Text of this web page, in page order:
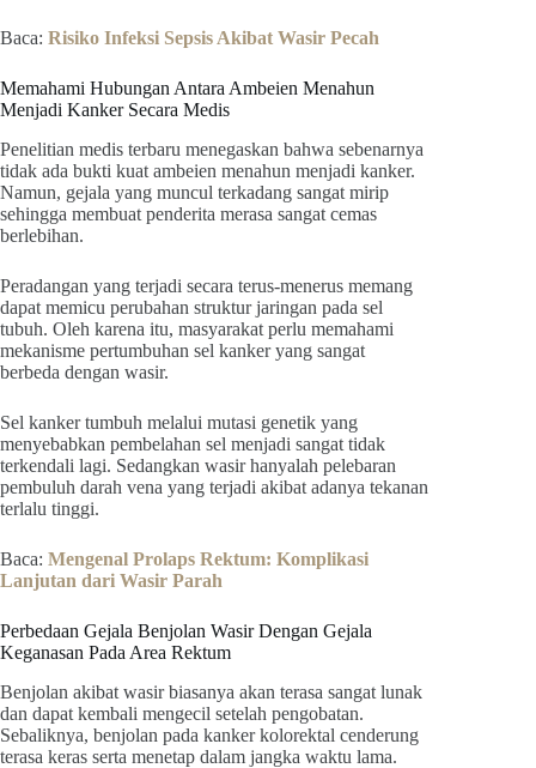
Baca: Risiko Infeksi Sepsis Akibat Wasir Pecah
Memahami Hubungan Antara Ambeien Menahun
Menjadi Kanker Secara Medis
Penelitian medis terbaru menegaskan bahwa sebenarnya
tidak ada bukti kuat ambeien menahun menjadi kanker.
Namun, gejala yang muncul terkadang sangat mirip
sehingga membuat penderita merasa sangat cemas
berlebihan.
Peradangan yang terjadi secara terus-menerus memang
dapat memicu perubahan struktur jaringan pada sel
tubuh. Oleh karena itu, masyarakat perlu memahami
mekanisme pertumbuhan sel kanker yang sangat
berbeda dengan wasir.
Sel kanker tumbuh melalui mutasi genetik yang
menyebabkan pembelahan sel menjadi sangat tidak
terkendali lagi. Sedangkan wasir hanyalah pelebaran
pembuluh darah vena yang terjadi akibat adanya tekanan
terlalu tinggi.
Baca: Mengenal Prolaps Rektum: Komplikasi
Lanjutan dari Wasir Parah
Perbedaan Gejala Benjolan Wasir Dengan Gejala
Keganasan Pada Area Rektum
Benjolan akibat wasir biasanya akan terasa sangat lunak
dan dapat kembali mengecil setelah pengobatan.
Sebaliknya, benjolan pada kanker kolorektal cenderung
terasa keras serta menetap dalam jangka waktu lama.